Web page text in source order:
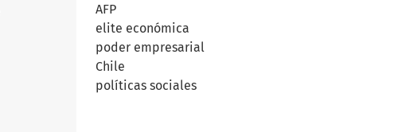
AFP
elite económica
poder empresarial
Chile
políticas sociales